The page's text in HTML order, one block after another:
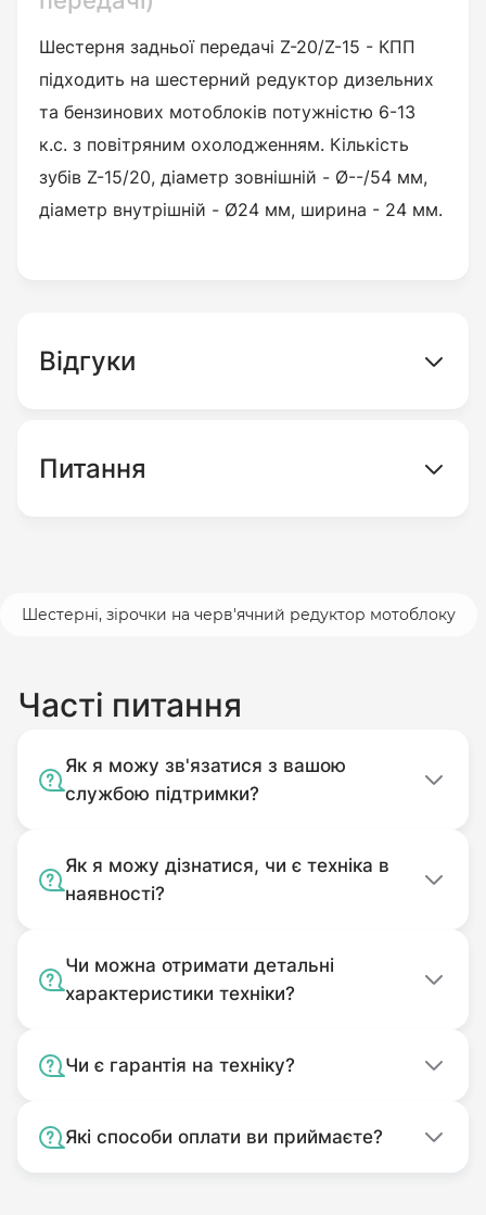
Шестерня задньої передачі Z-20/Z-15 - КПП
підходить на шестерний редуктор дизельних
та бензинових мотоблоків потужністю 6-13
к.с. з повітряним охолодженням. Кількість
зубів Z-15/20, діаметр зовнішній - Ø--/54 мм,
діаметр внутрішній - Ø24 мм, ширина - 24 мм.
Відгуки
Питання
Шестерні, зірочки на черв'ячний редуктор мотоблоку
Часті питання
Як я можу зв'язатися з вашою
службою підтримки?
Як я можу дізнатися, чи є техніка в
наявності?
Чи можна отримати детальні
характеристики техніки?
Чи є гарантія на техніку?
Які способи оплати ви приймаєте?